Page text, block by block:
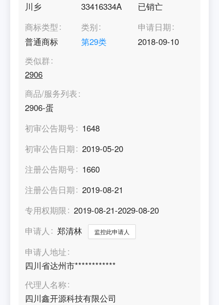
川乡
33416334A
已销亡
商标类型
普通商标
类别
第29类
申请日期
2018-09-10
类似群
2906
商品/服务列表
2906-蛋
初审公告期号
1648
初审公告日期
2019-05-20
注册公告期号
1660
注册公告日期
2019-08-21
专用权期限
2019-08-21-2029-08-20
申请人
郑清林 监控此申请人
申请人地址
四川省达州市************
代理人名称
四川鑫开源科技有限公司